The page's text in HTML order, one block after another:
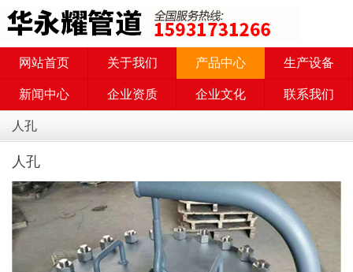
网站首页 关于我们 产品中心 生产设备
新闻中心 企业资质 企业文化 联系我们
人孔
人孔